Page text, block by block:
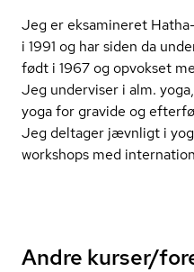
Jeg er eksamineret
i 1991 og har siden da
født i 1967 og opvokset
Jeg underviser i alm.
yoga for gravide og
Jeg deltager jævnligt i
workshops med
Andre kurser/